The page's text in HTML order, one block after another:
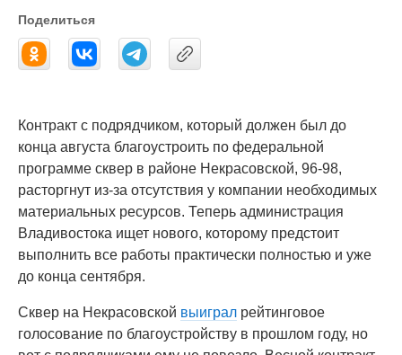
Поделиться
Контракт с подрядчиком, который должен был до
конца августа благоустроить по федеральной
программе сквер в районе Некрасовской, 96-98,
расторгнут из-за отсутствия у компании необходимых
материальных ресурсов. Теперь администрация
Владивостока ищет нового, которому предстоит
выполнить все работы практически полностью и уже
до конца сентября.
Сквер на Некрасовской выиграл рейтинговое
голосование по благоустройству в прошлом году, но